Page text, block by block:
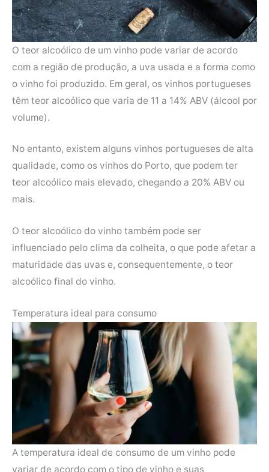
O teor alcoólico de um vinho pode variar de acordo
com a região de produção, a uva usada e a forma como
o vinho foi produzido. Em geral, os vinhos portugueses
têm teor alcoólico que varia de 11 a 14% ABV (álcool por
volume).
No entanto, existem alguns vinhos portugueses de alta
qualidade, como os vinhos do Porto, que podem ter
teor alcoólico mais elevado, chegando a 20% ABV ou
mais.
O teor alcoólico do vinho também pode ser
influenciado pelo clima da colheita, o que pode afetar a
maturidade das uvas e, consequentemente, o teor
alcoólico final do vinho.
Temperatura ideal para consumo
A temperatura ideal de consumo de um vinho pode
variar de acordo com o tipo de vinho e suas